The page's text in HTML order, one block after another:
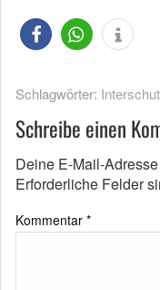
Schlagwörter:
Schreibe einen
Deine E-Mail-
Erforderliche Felder
Kommentar *